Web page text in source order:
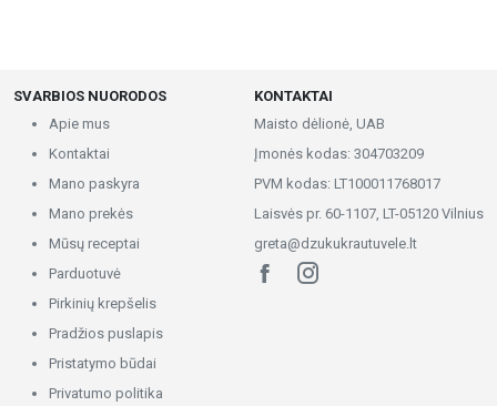
SVARBIOS NUORODOS
Apie mus
Kontaktai
Mano paskyra
Mano prekės
Mūsų receptai
Parduotuvė
Pirkinių krepšelis
Pradžios puslapis
Pristatymo būdai
Privatumo politika
KONTAKTAI
Maisto dėlionė, UAB
Įmonės kodas: 304703209
PVM kodas: LT100011768017
Laisvės pr. 60-1107, LT-05120 Vilnius
greta@dzukukrautuvele.lt